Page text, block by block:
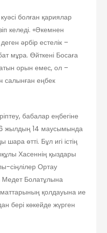
болған қариялар
келеді. «Әкемнен
әрбір естелік –
мұра. Өйткені Босаға
орын емес, ол –
салынған еңбек
бабалар еңбегіне
жылдың 14 маусымында
өтті. Бұл игі істің
Хасеннің қыздары
сіңлілер Ортау
Медет Болатұлына
қолдауына ие
бері көкейде жүрген